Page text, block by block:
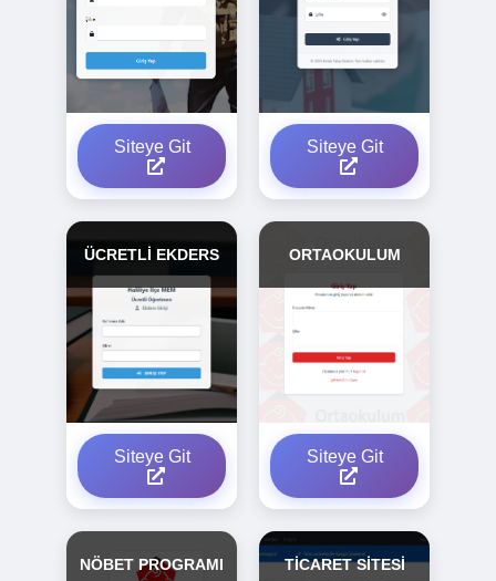
Siteye Git Siteye Git
ÜCRETLİ EKDERS
Siteye Git
ORTAOKULUM
Siteye Git
NÖBET PROGRAMI TİCARET SİTESİ